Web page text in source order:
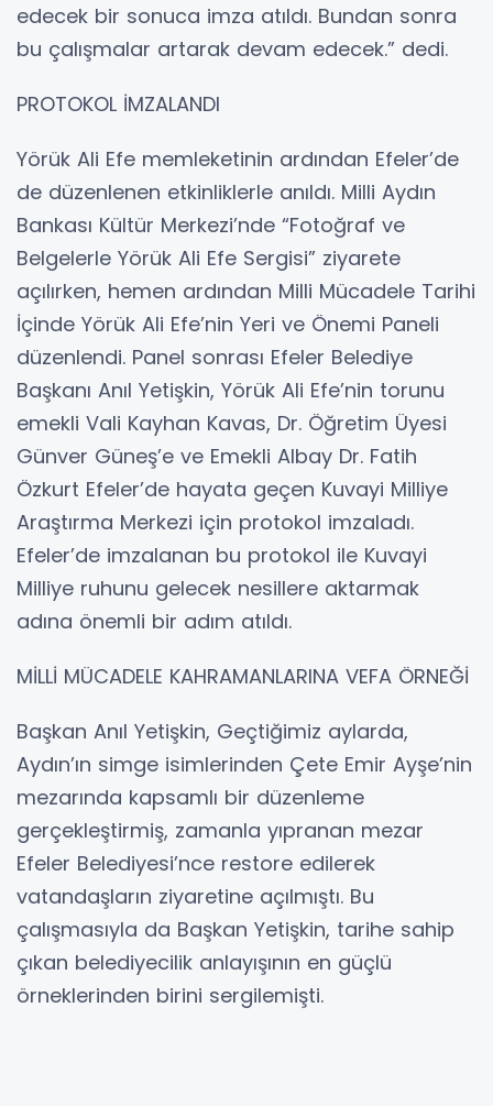
edecek bir sonuca imza atıldı. Bundan sonra
bu çalışmalar artarak devam edecek.” dedi.
PROTOKOL İMZALANDI
Yörük Ali Efe memleketinin ardından Efeler’de
de düzenlenen etkinliklerle anıldı. Milli Aydın
Bankası Kültür Merkezi’nde “Fotoğraf ve
Belgelerle Yörük Ali Efe Sergisi” ziyarete
açılırken, hemen ardından Milli Mücadele Tarihi
İçinde Yörük Ali Efe’nin Yeri ve Önemi Paneli
düzenlendi. Panel sonrası Efeler Belediye
Başkanı Anıl Yetişkin, Yörük Ali Efe’nin torunu
emekli Vali Kayhan Kavas, Dr. Öğretim Üyesi
Günver Güneş’e ve Emekli Albay Dr. Fatih
Özkurt Efeler’de hayata geçen Kuvayi Milliye
Araştırma Merkezi için protokol imzaladı.
Efeler’de imzalanan bu protokol ile Kuvayi
Milliye ruhunu gelecek nesillere aktarmak
adına önemli bir adım atıldı.
MİLLİ MÜCADELE KAHRAMANLARINA VEFA ÖRNEĞİ
Başkan Anıl Yetişkin, Geçtiğimiz aylarda,
Aydın’ın simge isimlerinden Çete Emir Ayşe’nin
mezarında kapsamlı bir düzenleme
gerçekleştirmiş, zamanla yıpranan mezar
Efeler Belediyesi’nce restore edilerek
vatandaşların ziyaretine açılmıştı. Bu
çalışmasıyla da Başkan Yetişkin, tarihe sahip
çıkan belediyecilik anlayışının en güçlü
örneklerinden birini sergilemişti.